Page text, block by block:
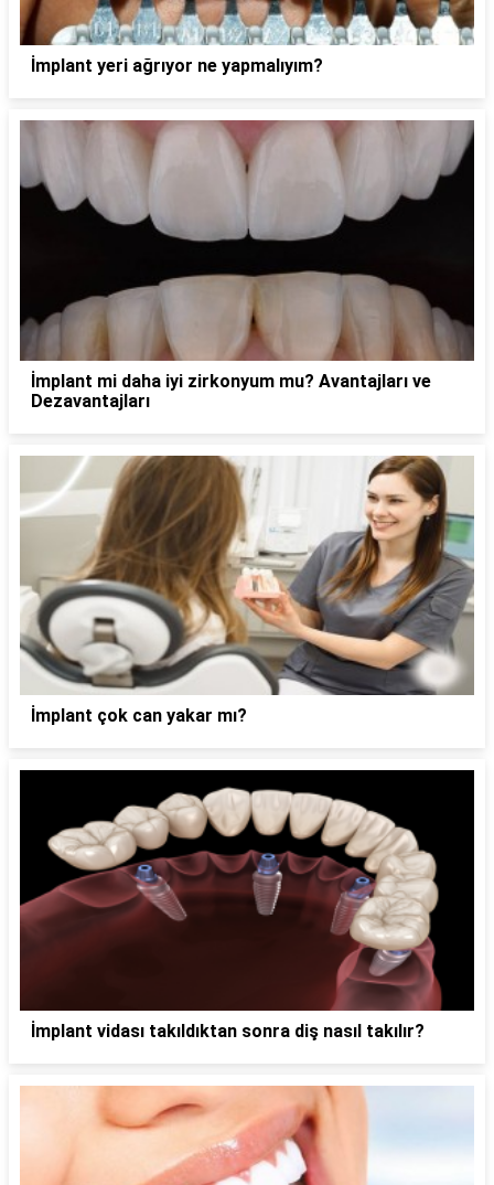
İmplant yeri ağrıyor ne yapmalıyım?
İmplant mi daha iyi zirkonyum mu? Avantajları ve
Dezavantajları
İmplant çok can yakar mı?
İmplant vidası takıldıktan sonra diş nasıl takılır?